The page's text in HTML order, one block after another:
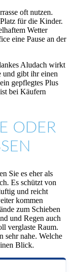
oft nutzen.
für die Kinder.
Wetter
eine Pause an der
Aludach wirkt
und gibt ihr einen
gepflegtes Plus
bei Käufern
ODER
Sie es eher als
Es schützt von
und reicht
kommen
zum Schieben
und Regen auch
verglaste Raum.
sehr nahe. Welche
Blick.